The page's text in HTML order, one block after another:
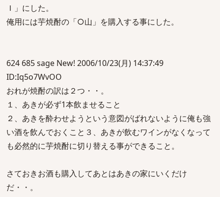
Ｉ」にした。
俺用には芋焼酎の「○山」を購入する事にした。
624 685 sage New! 2006/10/23(月) 14:37:49
ID:Iq5o7WvOO
おれが焼酎の訳は２つ・・。
１、あきが必ず1本飲ませること
２、あきを酔わせようという意図がばれないように俺も強
い酒を飲んでおくこと３、あきが飲むワインがなくなって
も必然的に芋焼酎に切り替える事ができること。
さておきお酒も購入してあとはあきの家にいくだけ
だ・・。